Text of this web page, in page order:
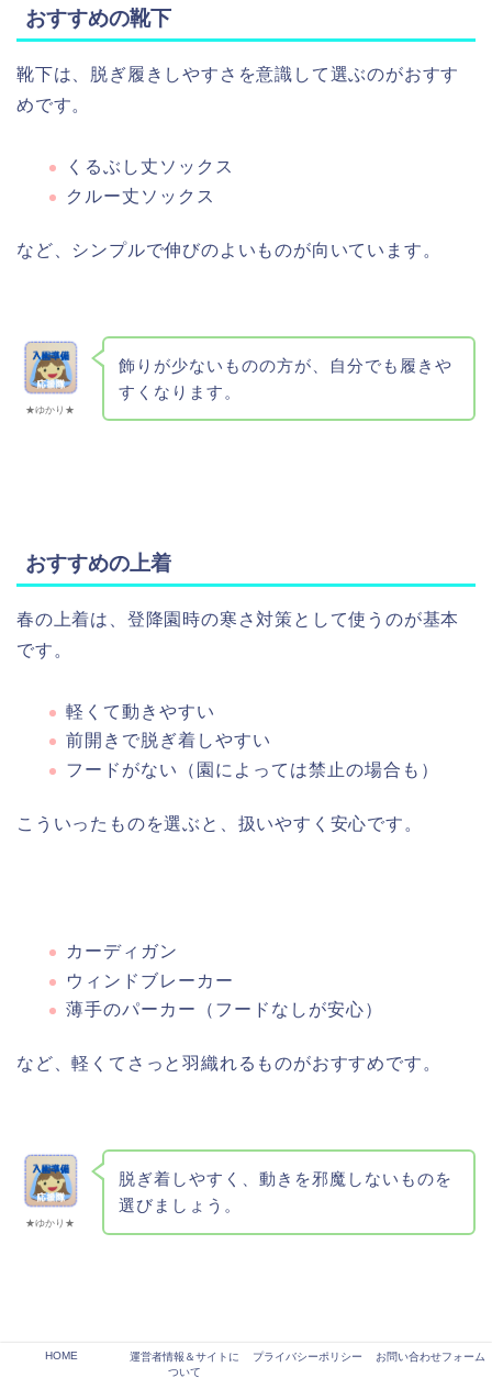
おすすめの靴下
靴下は、脱ぎ履きしやすさを意識して選ぶのがおすす
めです。
くるぶし丈ソックス
クルー丈ソックス
など、シンプルで伸びのよいものが向いています。
★ゆかり★
飾りが少ないものの方が、自分でも履きや
すくなります。
おすすめの上着
春の上着は、登降園時の寒さ対策として使うのが基本
です。
軽くて動きやすい
前開きで脱ぎ着しやすい
フードがない（園によっては禁止の場合も）
こういったものを選ぶと、扱いやすく安心です。
カーディガン
ウィンドブレーカー
薄手のパーカー（フードなしが安心）
など、軽くてさっと羽織れるものがおすすめです。
★ゆかり★
脱ぎ着しやすく、動きを邪魔しないものを
選びましょう。
避けたいNGアイテム
HOME
運営者情報＆サイトに
ついて
プライバシーポリシー お問い合わせフォーム